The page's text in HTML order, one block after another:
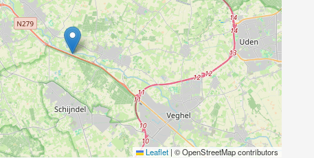
Leaflet | © OpenStreetMap contributors